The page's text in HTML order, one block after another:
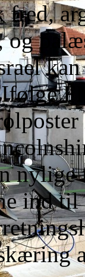
fred,
kan
nylige
ind